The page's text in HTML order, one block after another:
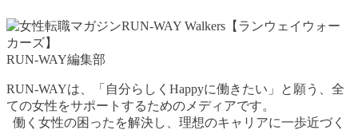
RUN-WAY編集部
RUN-WAYは、「自分らしくHappyに働きたい」と願う、全
ての女性をサポートするためのメディアです。
働く女性の困ったを解決し、理想のキャリアに一歩近づく